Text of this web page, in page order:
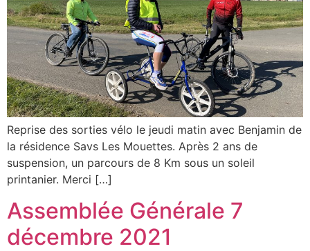
Reprise des sorties vélo le jeudi matin avec Benjamin de
la résidence Savs Les Mouettes. Après 2 ans de
suspension, un parcours de 8 Km sous un soleil
printanier. Merci […]
Assemblée Générale 7
décembre 2021